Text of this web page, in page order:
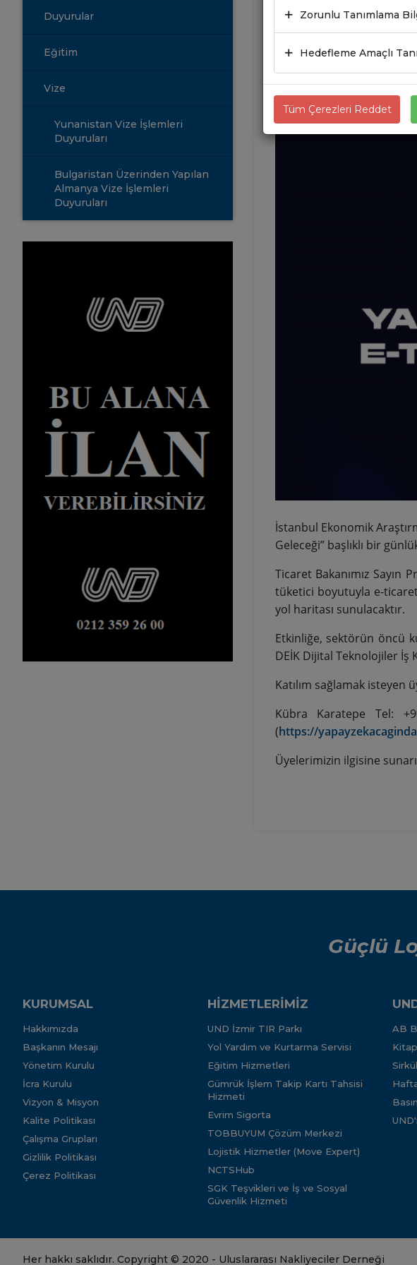
Duyurular
Eğitim
Vize
Yunanistan Vize İşlemleri
Duyuruları
Bulgaristan Üzerinden Yapılan
Almanya Vize İşlemleri
Duyuruları
27.08.2025
İstanbul Ekonomik
Geleceği” başlıklı bir
Ticaret Bakanımız Sayın
tüketici boyutuyla e-
yol haritası sunulacaktır.
Etkinliğe, sektörün öncü
DEİK Dijital Teknolojiler İş
Katılım sağlamak isteyen
Kübra Karatepe Tel:
(https://
Üyelerimizin ilgisine
Güçlü
KURUMSAL
Hakkımızda
Başkanın Mesajı
Yönetim Kurulu
İcra Kurulu
Vizyon & Misyon
Kalite Politikası
Çalışma Grupları
Gizlilik Politikası
Çerez Politikası
HİZMETLERİMİZ
UND İzmir TIR Parkı
Yol Yardım ve Kurtarma Servisi
Eğitim Hizmetleri
Gümrük İşlem Takip Kartı Tahsisi
Hizmeti
Evrim Sigorta
TOBBUYUM Çözüm Merkezi
Lojistik Hizmetler (Move Expert)
NCTSHub
SGK Teşvikleri ve İş ve Sosyal
Güvenlik Hizmeti
AB
Her hakkı saklıdır. Copyright © 2020 - Uluslararası Nakliyeciler Derneği
Zorunlu Tanımlama
Hedefleme Amaçlı
Tüm Çerezleri Reddet